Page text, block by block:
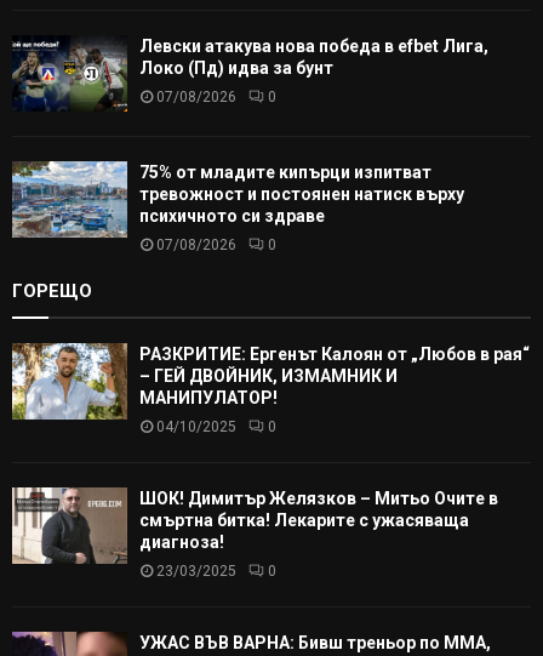
Левски атакува нова победа в efbet Лига,
Локо (Пд) идва за бунт
07/08/2026 0
75% от младите кипърци изпитват
тревожност и постоянен натиск върху
психичното си здраве
07/08/2026 0
ГОРЕЩО
РАЗКРИТИЕ: Ергенът Калоян от „Любов в рая“
– ГЕЙ ДВОЙНИК, ИЗМАМНИК И
МАНИПУЛАТОР!
04/10/2025 0
ШОК! Димитър Желязков – Митьо Очите в
смъртна битка! Лекарите с ужасяваща
диагноза!
23/03/2025 0
УЖАС ВЪВ ВАРНА: Бивш треньор по ММА,